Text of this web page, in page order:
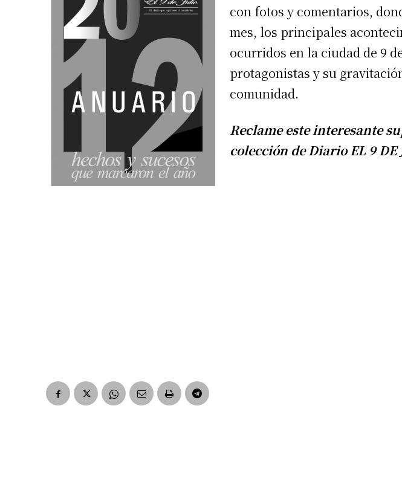
con fotos y comentarios,
mes, los principales
ocurridos en la ciudad de 9
protagonistas y su
comunidad.
Reclame este interesante
colección de Diario EL 9 DE